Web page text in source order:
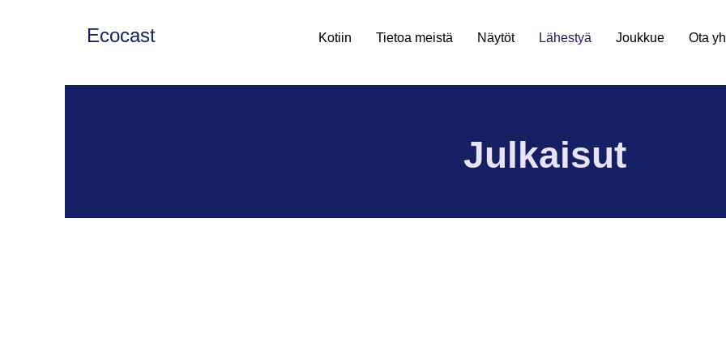
Ecocast Kotiin Tietoa meistä Näytöt Lähestyä Joukkue Ota
Julkaisut